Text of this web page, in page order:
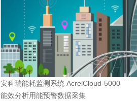
安科瑞能耗监测系统 AcrelCloud-5000
能效分析用能预警数据采集